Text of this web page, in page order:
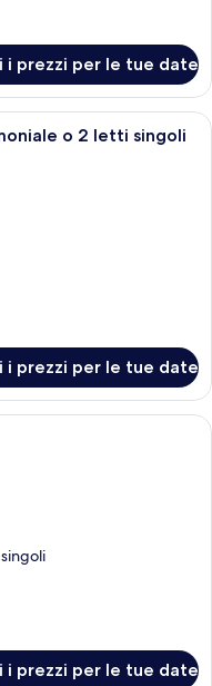
i prezzi per le tue date
d'albergo con un letto,
o 2 letti singoli
i prezzi per le tue date
d'albergo con un letto,
i prezzi per le tue date